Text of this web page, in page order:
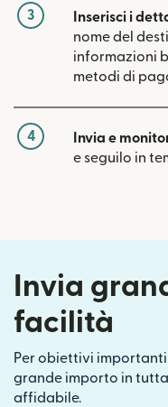
3 Inserisci i
nome del
informazioni
metodi di
4 Invia e
e seguilo in
Invia
facilità
Per obiettivi importanti
grande importo in
affidabile.